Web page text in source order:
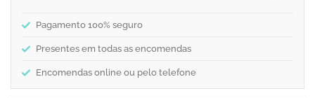
Pagamento 100% seguro
Presentes em todas as encomendas
Encomendas online ou pelo telefone